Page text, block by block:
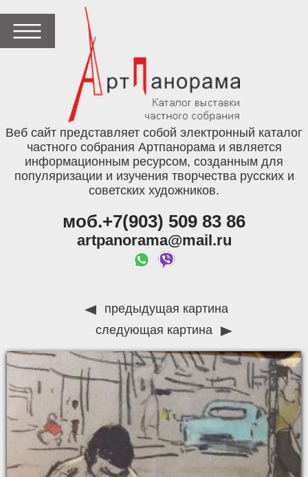
Веб сайт представляет собой электронный каталог
частного собрания Артпанорама и является
информационным ресурсом, созданным для
популяризации и изучения творчества русских и
советских художников.
моб.+7(903) 509 83 86
artpanorama@mail.ru
предыдущая картина
следующая картина